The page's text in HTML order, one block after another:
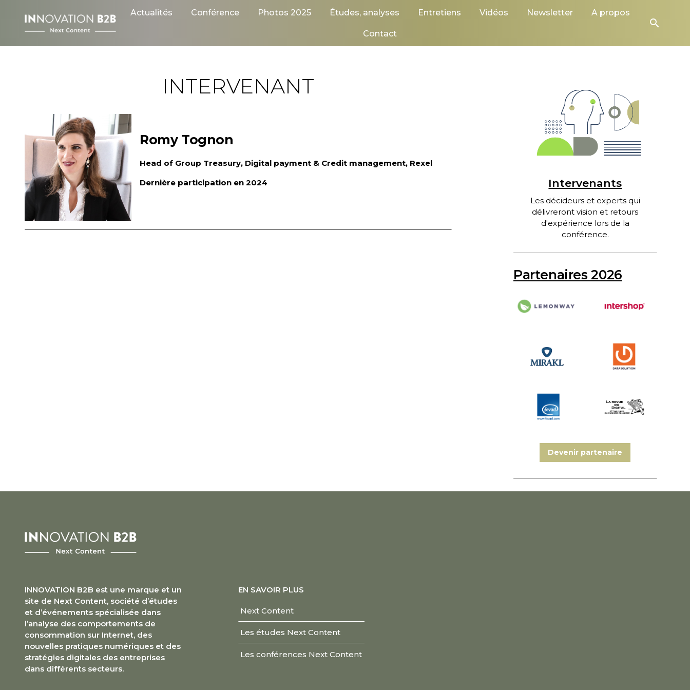
Actualités Conférence Photos 2025 Études, analyses Entretiens Vidéos Newsletter A propos
Contact
search
INTERVENANT
Romy Tognon
Head of Group Treasury, Digital payment & Credit management, Rexel
Dernière participation en 2024
Intervenants
Les décideurs et experts qui
délivreront vision et retours
d'expérience lors de la
conférence.
Partenaires 2026
Devenir partenaire
INNOVATION B2B est une marque et un
site de Next Content, société d’études
et d’événements spécialisée dans
l’analyse des comportements de
consommation sur Internet, des
nouvelles pratiques numériques et des
stratégies digitales des entreprises
dans différents secteurs.
EN SAVOIR PLUS
Next Content
Les études Next Content
Les conférences Next Content